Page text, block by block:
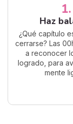
1.
Haz
¿Qué capítulo
cerrarse? Las
a reconocer
logrado, para
mente